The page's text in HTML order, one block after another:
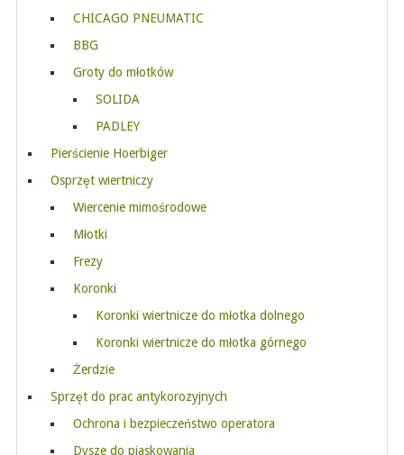
CHICAGO PNEUMATIC
BBG
Groty do młotków
SOLIDA
PADLEY
Pierścienie Hoerbiger
Osprzęt wiertniczy
Wiercenie mimośrodowe
Młotki
Frezy
Koronki
Koronki wiertnicze do młotka dolnego
Koronki wiertnicze do młotka górnego
Żerdzie
Sprzęt do prac antykorozyjnych
Ochrona i bezpieczeństwo operatora
Dysze do piaskowania